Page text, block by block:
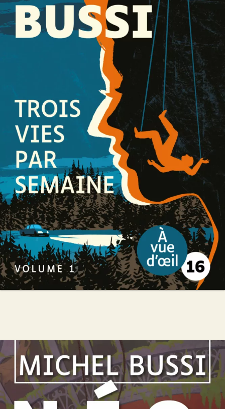
Trois vies par semaine
Michel Bussi
49 €